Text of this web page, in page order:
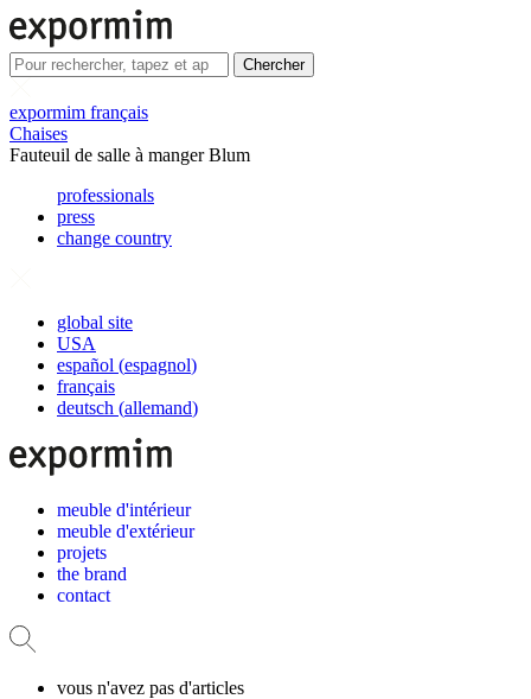
Chercher
expormim français
Chaises
Fauteuil de salle à manger Blum
professionals
press
change country
global site
USA
español (espagnol)
français
deutsch (allemand)
meuble d'intérieur
meuble d'extérieur
projets
the brand
contact
vous n'avez pas d'articles